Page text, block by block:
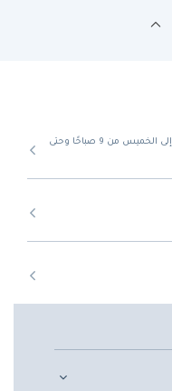
من الأحد إلى الخميس من 9 صباحًا وحتى